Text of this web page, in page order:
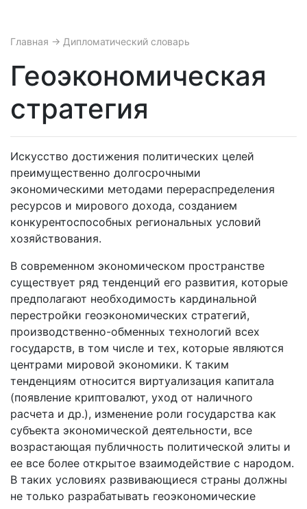
Главная → Дипломатический словарь
Геоэкономическая
стратегия
Искусство достижения политических целей
преимущественно долгосрочными
экономическими методами перераспределения
ресурсов и мирового дохода, созданием
конкурентоспособных региональных условий
хозяйствования.
В современном экономическом пространстве
существует ряд тенденций его развития, которые
предполагают необходимость кардинальной
перестройки геоэкономических стратегий,
производственно-обменных технологий всех
государств, в том числе и тех, которые являются
центрами мировой экономики. К таким
тенденциям относится виртуализация капитала
(появление криптовалют, уход от наличного
расчета и др.), изменение роли государства как
субъекта экономической деятельности, все
возрастающая публичность политической элиты и
ее все более открытое взаимодействие с народом.
В таких условиях развивающиеся страны должны
не только разрабатывать геоэкономические